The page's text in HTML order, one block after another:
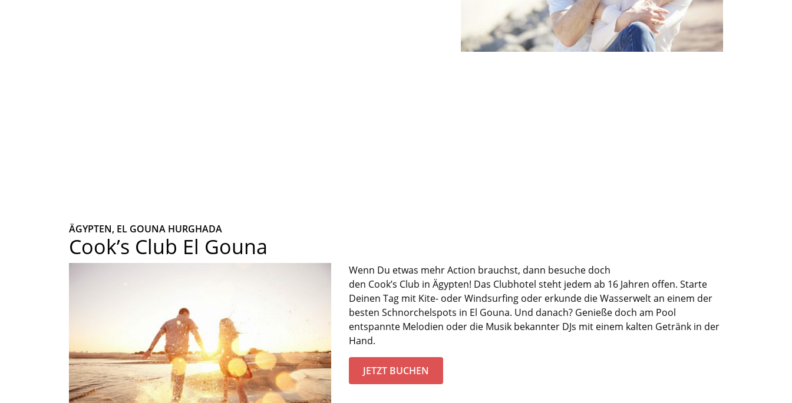
ÄGYPTEN, EL GOUNA HURGHADA
Cook’s Club El Gouna
Wenn Du etwas mehr Action brauchst, dann besuche doch
den Cook’s Club in Ägypten! Das Clubhotel steht jedem ab 16 Jahren offen. Starte
Deinen Tag mit Kite- oder Windsurfing oder erkunde die Wasserweltan einem der
besten Schnorchelspots in El Gouna. Und danach? Genieße doch am Pool
entspannte Melodien oder die Musik bekannter DJs mit einem kalten Getränk in der
Hand.
JETZT BUCHEN